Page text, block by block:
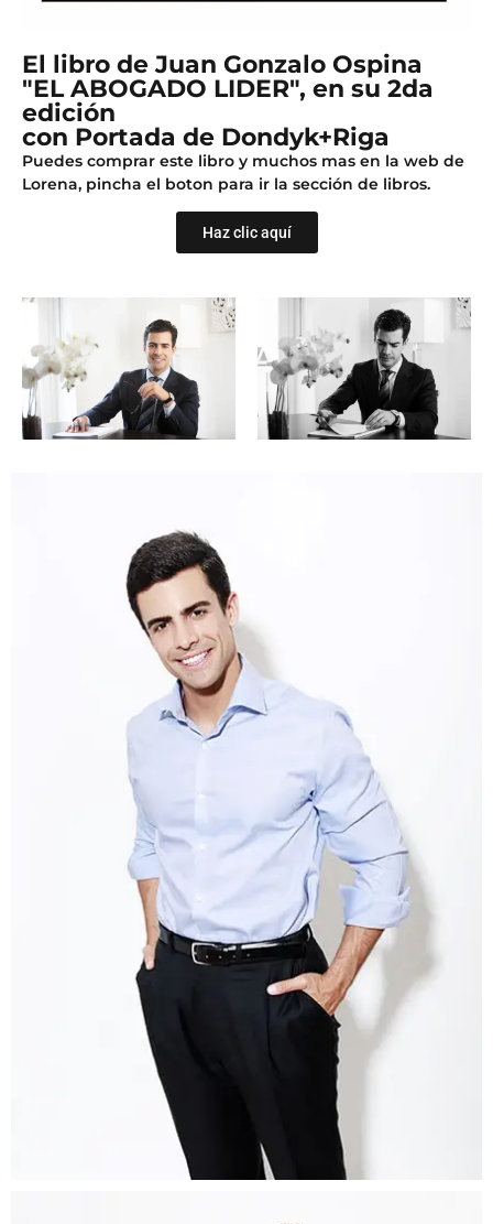
El libro de Juan Gonzalo Ospina
"EL ABOGADO LIDER", en su 2da
edición
con Portada de Dondyk+Riga
Puedes comprar este libro y muchos mas en la web de
Lorena, pincha el boton para ir la sección de libros.
Haz clic aquí